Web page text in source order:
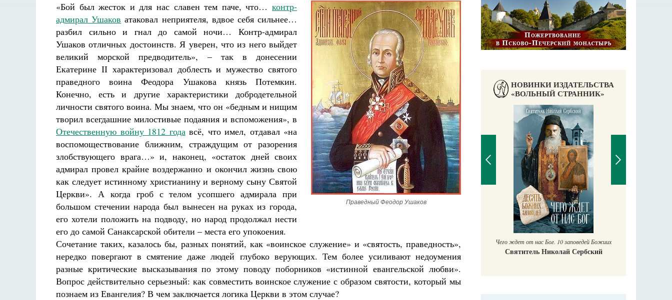
Праведный Феодор Ушаков
«Бой был жесток и для нас славен тем паче, что… контр-
адмирал Ушаков атаковал неприятеля, вдвое себя сильнее…
разбил сильно и гнал до самой ночи… Контр-адмирал
Ушаков отличных достоинств. Я уверен, что из него выйдет
великий морской предводитель», – так в донесении
Екатерине ІІ характеризовал доблесть и мужество святого
праведного воина Феодора Ушакова князь Потемкин.
Конечно, есть и другие характеристики добродетельной
личности святого воина. Мы знаем, что он «бедным и нищим
творил всегдашние милостивые подаяния и вспоможения», в
Отечественную войну 1812 годавсё, что имел, отдавал «на
воспомоществование ближним, страждущим от разорения
злобствующего врага…» и, наконец, «остаток дней своих
адмирал провел крайне воздержанно и окончил жизнь свою
как следует истинному христианину и верному сыну Святой
Церкви». А когда гроб с телом усопшего адмирала при
большом стечении народа был вынесен на руках из города,
его хотели положить на подводу, но народ продолжал нести
его до самой Санаксарской обители – места его упокоения.
Сочетание таких, казалось бы, разных понятий, как «воинское служение» и «святость, праведность»,
нередко повергают в смятение даже людей глубоко верующих. Тем более усиливают недоумения
разные критические высказывания по этому поводу поборников «истинной евангельской любви».
Вопрос действительно серьезный: как совместить воинское служение с образом святости, который мы
познаем из Евангелия? В чем заключается логика Церкви в этом случае?
НОВИНКИ ИЗДАТЕЛЬСТВА
«ВОЛЬНЫЙ СТРАННИК»
Разлуки не будет
Фредерика де Грааф Как найти своё место в жизни
Кирилл Мурышев
Чего ждет от нас Бог. 10 заповедей Божиих
Святитель Николай Сербский